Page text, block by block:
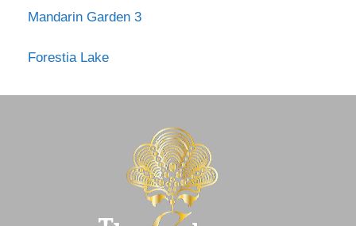
Mandarin Garden 3
Forestia Lake